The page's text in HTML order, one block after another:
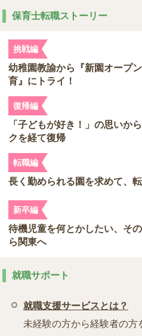
保育士転職ストーリー
挑戦編
幼稚園教諭から『新園オープ
育』にトライ！
復帰編
「子どもが好き！」の思いか
クを経て復帰
転職編
長く勤められる園を求めて、
新卒編
待機児童を何とかしたい、そ
ら関東へ
就職サポート
就職支援サービスとは？
未経験の方から経験者の